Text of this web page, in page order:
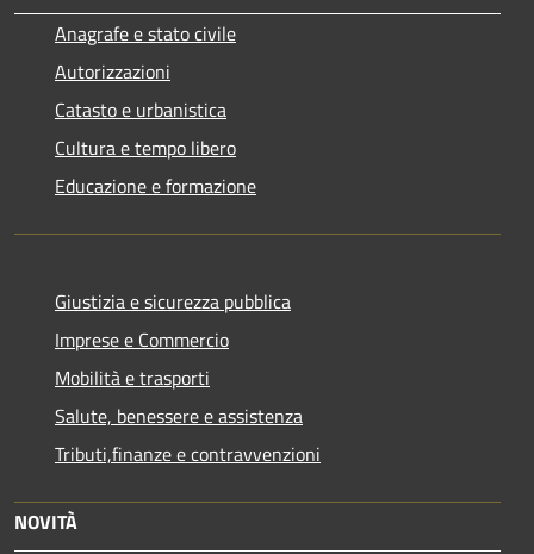
Anagrafe e stato civile
Autorizzazioni
Catasto e urbanistica
Cultura e tempo libero
Educazione e formazione
Giustizia e sicurezza pubblica
Imprese e Commercio
Mobilità e trasporti
Salute, benessere e assistenza
Tributi,finanze e contravvenzioni
NOVITÀ